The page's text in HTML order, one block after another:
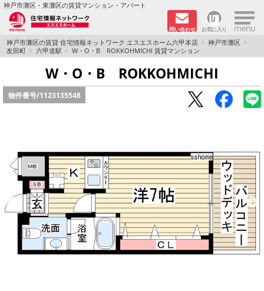
神戸市灘区・東灘区の賃貸マンション・アパート
問い合わせ お気に入り ×
TOPページ
新着物件
学生さん向け物件
ペット飼育可物件
路線·駅から探す
地域から探す
地図から探す
神戸市灘区の賃貸 住宅情報ネットワーク エスエスホーム六甲本店
神戸市灘区
友田町
六甲道駅 W・O・B ROKKOHMICHI 賃貸マンション
W・O・B ROKKOHMICHI
物件番号/1123135548